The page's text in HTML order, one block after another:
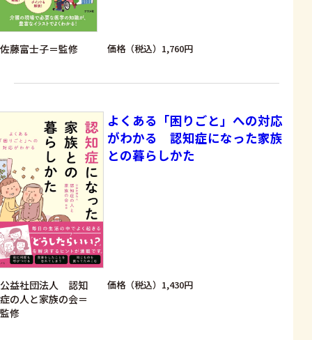
佐藤富士子＝監修 価格（税込）1,760円
よくある「困りごと」への対応
がわかる 認知症になった家族
との暮らしかた
公益社団法人 認知
症の人と家族の会＝
監修
価格（税込）1,430円